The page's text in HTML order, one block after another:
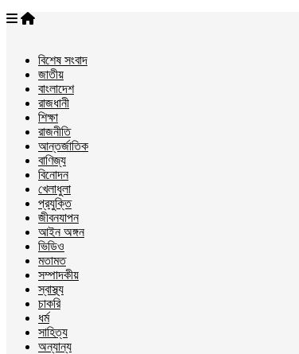
বিশেষ সংবাদ
জাতীয়
বাংলাদেশ
রাজধানী
শিক্ষা
রাজনীতি
আন্তর্জাতিক
বাণিজ্য
বিনোদন
খেলাধুলা
প্রযুক্তি
জীবনযাপন
আইন অঙ্গন
ভিডিও
মতামত
সম্পাদকীয়
স্বাস্থ্য
চাকরি
ধর্ম
সাহিত্য
অন্যান্য